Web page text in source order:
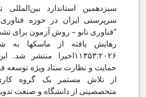
سیزدهمین استاندارد
سرپرستی ایران در حوزه فناوری
“فناوری نانو – روش آزمون برای
۱۱۳۵۳:۲۰۲۶اخیرا منتشر
حمایت و نظارت ستاد ویژه توسعه
از تلاش مستمر یک گروه
متخصصینی از دانشگاه و صنعت